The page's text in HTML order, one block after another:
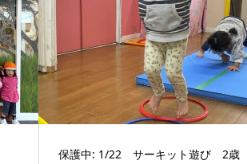
保護中: 1/22 サーキット遊び 2歳